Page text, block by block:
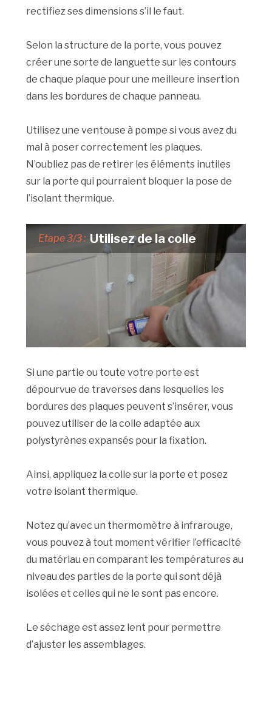
rectifiez ses dimensions s’il le faut.
Selon la structure de la porte, vous pouvez
créer une sorte de languette sur les contours
de chaque plaque pour une meilleure insertion
dans les bordures de chaque panneau.
Utilisez une ventouse à pompe si vous avez du
mal à poser correctement les plaques.
N’oubliez pas de retirer les éléments inutiles
sur la porte qui pourraient bloquer la pose de
l’isolant thermique.
Etape 3/3 : Utilisez de la colle
Si une partie ou toute votre porte est
dépourvue de traverses dans lesquelles les
bordures des plaques peuvent s’insérer, vous
pouvez utiliser de la colle adaptée aux
polystyrènes expansés pour la fixation.
Ainsi, appliquez la colle sur la porte et posez
votre isolant thermique.
Notez qu’avec un thermomètre à infrarouge,
vous pouvez à tout moment vérifier l’efficacité
du matériau en comparant les températures au
niveau des parties de la porte qui sont déjà
isolées et celles qui ne le sont pas encore.
Le séchage est assez lent pour permettre
d’ajuster les assemblages.